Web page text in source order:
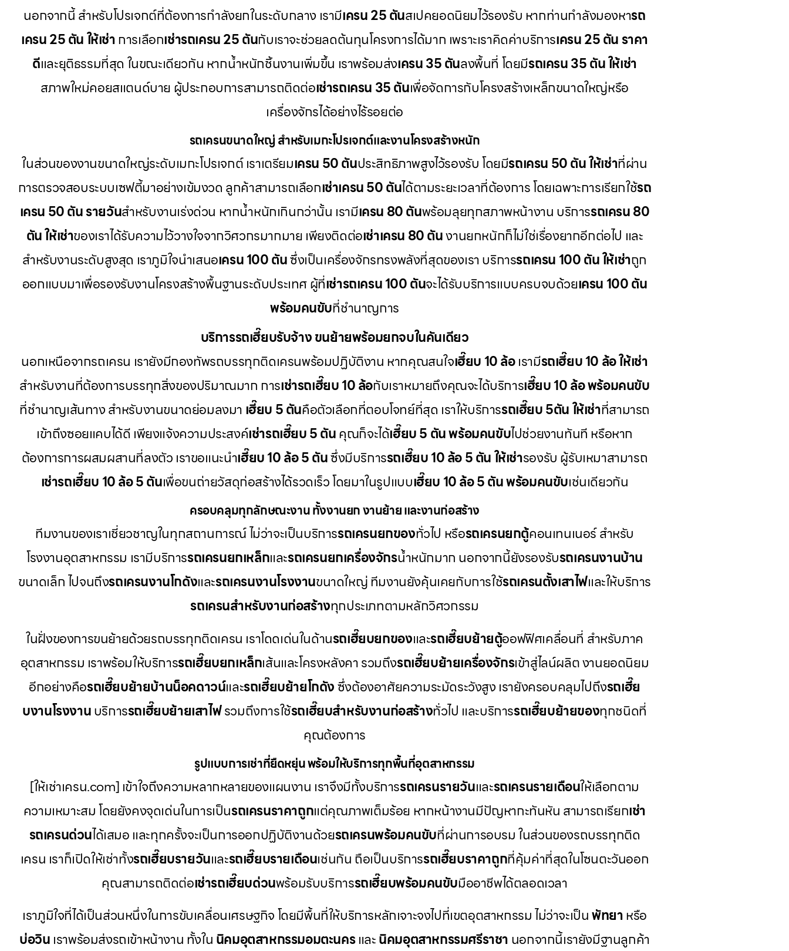
นอกจากนี้ สำหรับโปรเจกต์ที่ต้องการกำลังยกในระดับกลาง เรามีเครน 25 ตันสเปคยอดนิยมไว้รองรับ หากท่านกำลังมองหารถ
เครน 25 ตัน ให้เช่าการเลือกเช่ารถเครน 25 ตันกับเราจะช่วยลดต้นทุนโครงการได้มาก เพราะเราคิดค่าบริการเครน 25 ตัน ราคา
ดีและยุติธรรมที่สุด ในขณะเดียวกัน หากน้ำหนักชิ้นงานเพิ่มขึ้น เราพร้อมส่งเครน 35 ตันลงพื้นที่ โดยมีรถเครน 35 ตัน ให้เช่า
สภาพใหม่คอยสแตนด์บาย ผู้ประกอบการสามารถติดต่อเช่ารถเครน 35 ตันเพื่อจัดการกับโครงสร้างเหล็กขนาดใหญ่หรือ
เครื่องจักรได้อย่างไร้รอยต่อ
รถเครนขนาดใหญ่ สำหรับเมกะโปรเจกต์และงานโครงสร้างหนัก
ในส่วนของงานขนาดใหญ่ระดับเมกะโปรเจกต์ เราเตรียมเครน 50 ตันประสิทธิภาพสูงไว้รองรับ โดยมีรถเครน 50 ตัน ให้เช่าที่ผ่าน
การตรวจสอบระบบเซฟตี้มาอย่างเข้มงวด ลูกค้าสามารถเลือกเช่าเครน 50 ตันได้ตามระยะเวลาที่ต้องการ โดยเฉพาะการเรียกใช้รถ
เครน 50 ตัน รายวันสำหรับงานเร่งด่วน หากน้ำหนักเกินกว่านั้น เรามีเครน 80 ตันพร้อมลุยทุกสภาพหน้างาน บริการรถเครน 80
ตัน ให้เช่าของเราได้รับความไว้วางใจจากวิศวกรมากมาย เพียงติดต่อเช่าเครน 80 ตันงานยกหนักก็ไม่ใช่เรื่องยากอีกต่อไป และ
สำหรับงานระดับสูงสุด เราภูมิใจนำเสนอเครน 100 ตันซึ่งเป็นเครื่องจักรทรงพลังที่สุดของเรา บริการรถเครน 100 ตัน ให้เช่าถูก
ออกแบบมาเพื่อรองรับงานโครงสร้างพื้นฐานระดับประเทศ ผู้ที่เช่ารถเครน 100 ตันจะได้รับบริการแบบครบจบด้วยเครน 100 ตัน
พร้อมคนขับที่ชำนาญการ
บริการรถเฮี๊ยบรับจ้าง ขนย้ายพร้อมยกจบในคันเดียว
นอกเหนือจากรถเครน เรายังมีกองทัพรถบรรทุกติดเครนพร้อมปฏิบัติงาน หากคุณสนใจเฮี๊ยบ 10 ล้อเรามีรถเฮี๊ยบ 10 ล้อ ให้เช่า
สำหรับงานที่ต้องการบรรทุกสิ่งของปริมาณมาก การเช่ารถเฮี๊ยบ 10 ล้อกับเราหมายถึงคุณจะได้บริการเฮี๊ยบ 10 ล้อ พร้อมคนขับ
ที่ชำนาญเส้นทาง สำหรับงานขนาดย่อมลงมา เฮี๊ยบ 5 ตันคือตัวเลือกที่ตอบโจทย์ที่สุด เราให้บริการรถเฮี๊ยบ 5ตัน ให้เช่าที่สามารถ
เข้าถึงซอยแคบได้ดี เพียงแจ้งความประสงค์เช่ารถเฮี๊ยบ 5 ตันคุณก็จะได้เฮี๊ยบ 5 ตัน พร้อมคนขับไปช่วยงานทันที หรือหาก
ต้องการการผสมผสานที่ลงตัว เราขอแนะนำเฮี๊ยบ 10 ล้อ 5 ตันซึ่งมีบริการรถเฮี๊ยบ 10 ล้อ 5 ตัน ให้เช่ารองรับ ผู้รับเหมาสามารถ
เช่ารถเฮี๊ยบ 10 ล้อ 5 ตันเพื่อขนถ่ายวัสดุก่อสร้างได้รวดเร็ว โดยมาในรูปแบบเฮี๊ยบ 10 ล้อ 5 ตัน พร้อมคนขับเช่นเดียวกัน
ครอบคลุมทุกลักษณะงาน ทั้งงานยก งานย้าย และงานก่อสร้าง
ทีมงานของเราเชี่ยวชาญในทุกสถานการณ์ ไม่ว่าจะเป็นบริการรถเครนยกของทั่วไป หรือรถเครนยกตู้คอนเทนเนอร์ สำหรับ
โรงงานอุตสาหกรรม เรามีบริการรถเครนยกเหล็กและรถเครนยกเครื่องจักรน้ำหนักมาก นอกจากนี้ยังรองรับรถเครนงานบ้าน
ขนาดเล็ก ไปจนถึงรถเครนงานโกดังและรถเครนงานโรงงานขนาดใหญ่ ทีมงานยังคุ้นเคยกับการใช้รถเครนตั้งเสาไฟและให้บริการ
รถเครนสำหรับงานก่อสร้างทุกประเภทตามหลักวิศวกรรม
ในฝั่งของการขนย้ายด้วยรถบรรทุกติดเครน เราโดดเด่นในด้านรถเฮี๊ยบยกของและรถเฮี๊ยบย้ายตู้ออฟฟิศเคลื่อนที่ สำหรับภาค
อุตสาหกรรม เราพร้อมให้บริการรถเฮี๊ยบยกเหล็กเส้นและโครงหลังคา รวมถึงรถเฮี๊ยบย้ายเครื่องจักรเข้าสู่ไลน์ผลิต งานยอดนิยม
อีกอย่างคือรถเฮี๊ยบย้ายบ้านน็อคดาวน์และรถเฮี๊ยบย้ายโกดังซึ่งต้องอาศัยความระมัดระวังสูง เรายังครอบคลุมไปถึงรถเฮี๊ย
บงานโรงงานบริการรถเฮี๊ยบย้ายเสาไฟรวมถึงการใช้รถเฮี๊ยบสำหรับงานก่อสร้างทั่วไป และบริการรถเฮี๊ยบย้ายของทุกชนิดที่
คุณต้องการ
รูปแบบการเช่าที่ยืดหยุ่น พร้อมให้บริการทุกพื้นที่อุตสาหกรรม
[ให้เช่าเครน.com] เข้าใจถึงความหลากหลายของแผนงาน เราจึงมีทั้งบริการรถเครนรายวันและรถเครนรายเดือนให้เลือกตาม
ความเหมาะสม โดยยังคงจุดเด่นในการเป็นรถเครนราคาถูกแต่คุณภาพเต็มร้อย หากหน้างานมีปัญหากะทันหัน สามารถเรียกเช่า
รถเครนด่วนได้เสมอ และทุกครั้งจะเป็นการออกปฏิบัติงานด้วยรถเครนพร้อมคนขับที่ผ่านการอบรม ในส่วนของรถบรรทุกติด
เครน เราก็เปิดให้เช่าทั้งรถเฮี๊ยบรายวันและรถเฮี๊ยบรายเดือนเช่นกัน ถือเป็นบริการรถเฮี๊ยบราคาถูกที่คุ้มค่าที่สุดในโซนตะวันออก
คุณสามารถติดต่อเช่ารถเฮี๊ยบด่วนพร้อมรับบริการรถเฮี๊ยบพร้อมคนขับมืออาชีพได้ตลอดเวลา
เราภูมิใจที่ได้เป็นส่วนหนึ่งในการขับเคลื่อนเศรษฐกิจ โดยมีพื้นที่ให้บริการหลักเจาะจงไปที่เขตอุตสาหกรรม ไม่ว่าจะเป็นพัทยาหรือ
บ่อวิน เราพร้อมส่งรถเข้าหน้างาน ทั้งใน นิคมอุตสาหกรรมอมตะนครและนิคมอุตสาหกรรมศรีราชา นอกจากนี้เรายังมีฐานลูกค้า